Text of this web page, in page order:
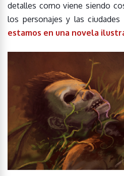
detalles como viene siendo
los personajes y las ciudades
estamos en una novela